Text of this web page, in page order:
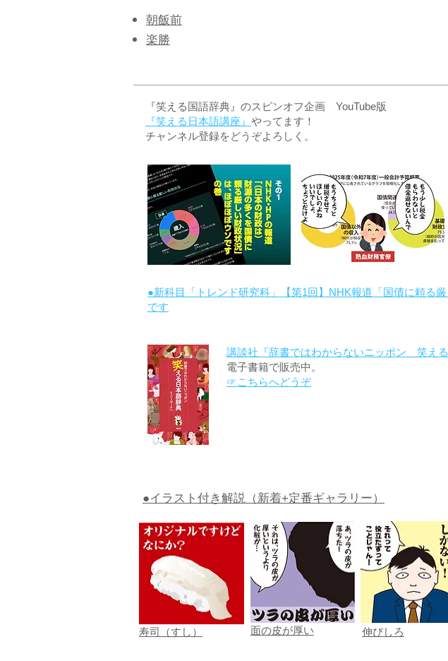
朝飯前
楽勝
『笑える国語辞典』のスピンオフ企画 YouTube版
『笑える日本語講座』 やってます！
チャンネル登録をどうぞよろしく。
●新科目「トレンド研究科」【第1回】NHK報道「国債に頼る
です
講談社『辞書ではわからないニッポン 笑える
電子書籍で販売中。
☞こちらへどうぞ
●イラスト付き解説（新着+定番ギャラリー）
寿司（すし） 面の皮が厚い 伸びしろ